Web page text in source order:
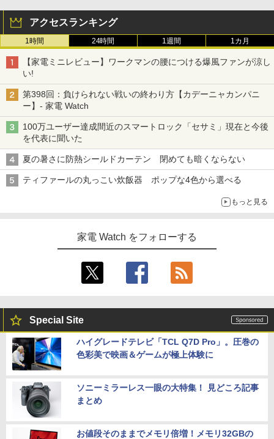
アクセスランキング
1時間 24時間 1週間 1カ月
【家電ミニレビュー】ワークマンの腰につける爆風ファンが涼し
い!
第398回：負けられない戦いの終わり方【カデーニャカンパニ
ー】- 家電 Watch
100万ユーザー達成間近のスマートロック「セサミ」現在と今後
を代表に聞いた
夏の暑さに防熱シールドカーテン 閉めても暗くならない
ティファールの丸っこい炊飯器 ポップな4色から選べる
もっと見る
家電 Watch をフォローする
Special Site
ハイグレードテレビ「TCL Q7D Pro」。圧巻の
色彩美で映画＆ゲームが極上体験に
ソニーミラーレス一眼の大特集！ 見どころ記事
まとめ
お値段そのままでメモリ倍増！メモリ32GBの